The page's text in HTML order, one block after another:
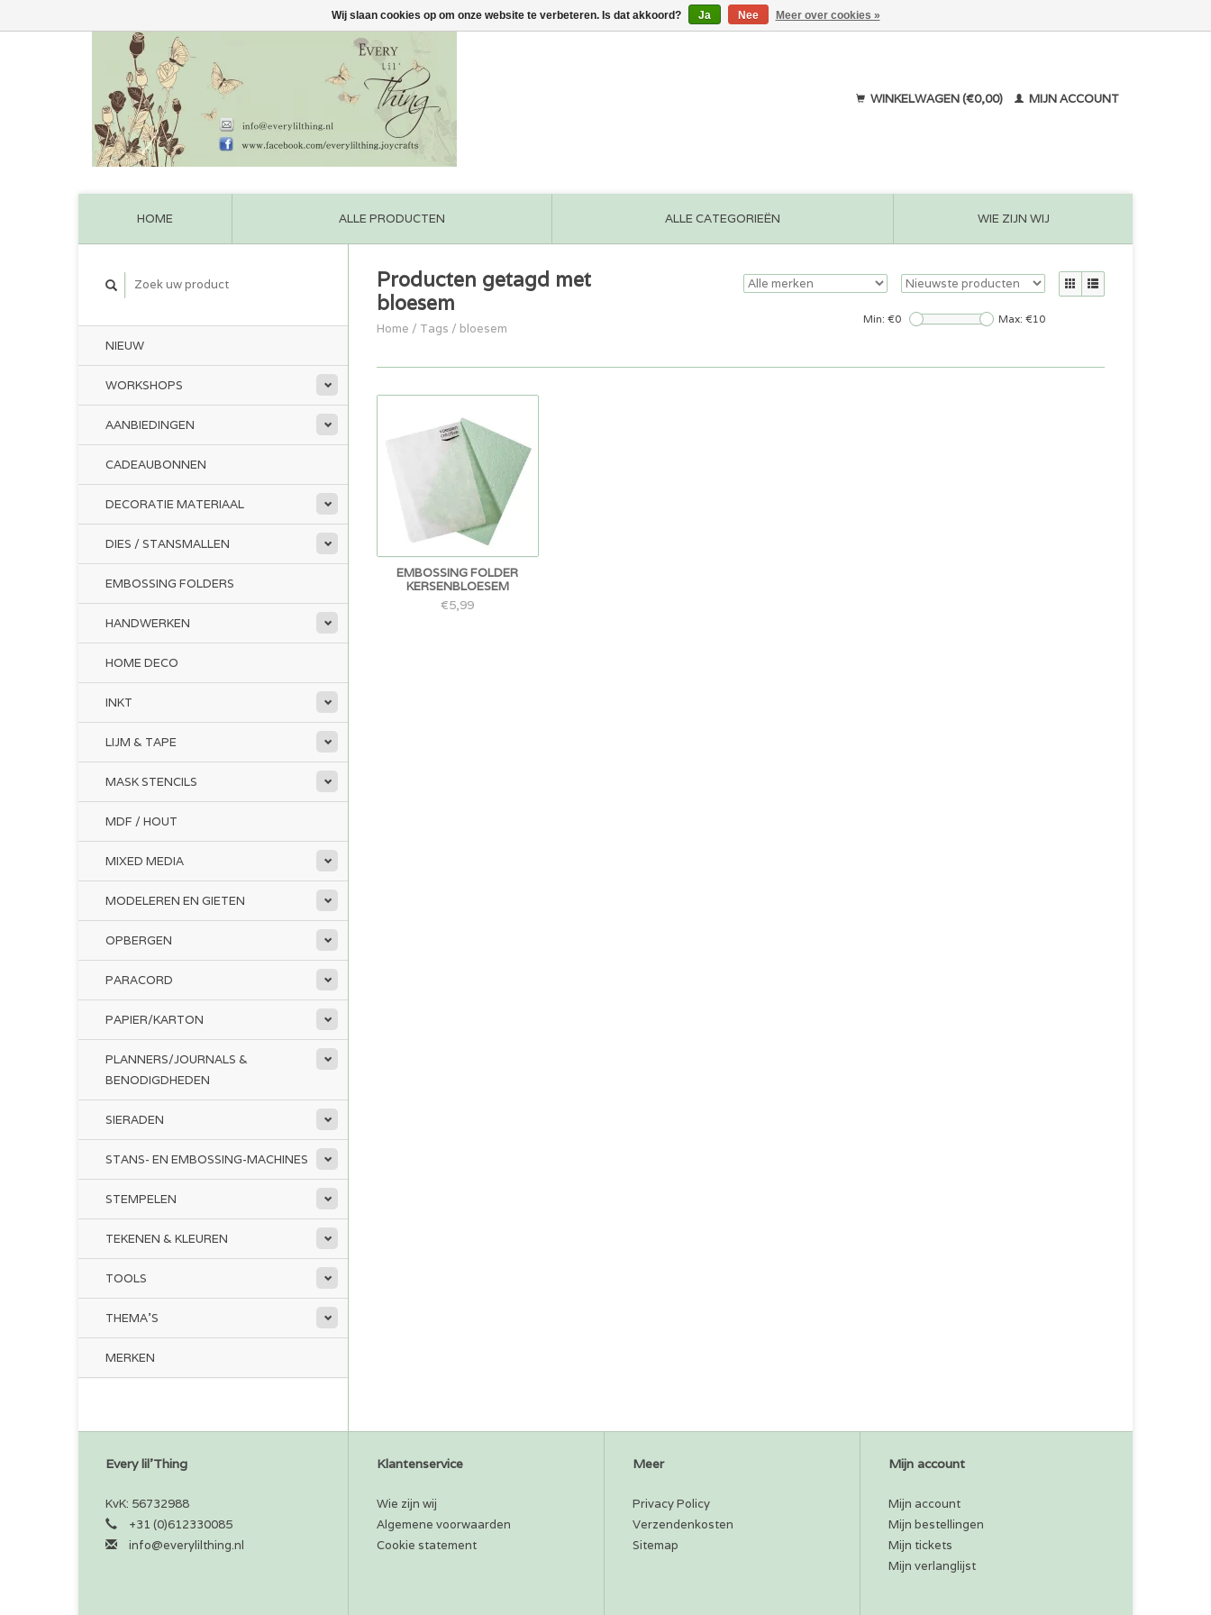
WINKELWAGEN (€0,00) MIJN ACCOUNT
HOME ALLE PRODUCTEN ALLE CATEGORIEËN WIE ZIJN WIJ
NIEUW
WORKSHOPS
AANBIEDINGEN
CADEAUBONNEN
DECORATIE MATERIAAL
DIES / STANSMALLEN
EMBOSSING FOLDERS
HANDWERKEN
HOME DECO
INKT
LIJM & TAPE
MASK STENCILS
MDF / HOUT
MIXED MEDIA
MODELEREN EN GIETEN
OPBERGEN
PARACORD
PAPIER/KARTON
PLANNERS/JOURNALS &
BENODIGDHEDEN
SIERADEN
STANS- EN EMBOSSING-MACHINES
STEMPELEN
TEKENEN & KLEUREN
TOOLS
THEMA'S
MERKEN
Producten getagd met
bloesem
Home / Tags / bloesem
Min: €0 Max: €10
EMBOSSING FOLDER
KERSENBLOESEM
€5,99
Every lil'Thing
KvK: 56732988
+31 (0)612330085
info@everylilthing.nl
Klantenservice
Wie zijn wij
Algemene voorwaarden
Cookie statement
Meer
Privacy Policy
Verzendenkosten
Sitemap
Mijn account
Mijn account
Mijn bestellingen
Mijn tickets
Mijn verlanglijst
Wij slaan cookies op om onze website te verbeteren. Is dat akkoord? Ja Nee Meer over cookies »